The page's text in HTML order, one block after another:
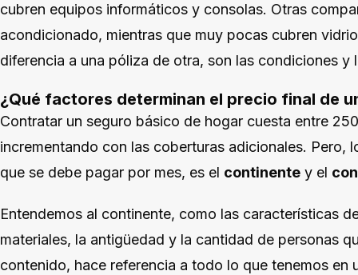
cubren equipos informáticos y consolas. Otras
acondicionado, mientras que muy pocas cubren
diferencia a una póliza de otra, son las condiciones y
¿Qué factores determinan el precio final de
Contratar un seguro básico de hogar cuesta entre
incrementando con las coberturas adicionales. Pero,
que se debe pagar por mes, es el continente y el
Entendemos al continente, como las características
materiales, la antigüedad y la cantidad de personas
contenido, hace referencia a todo lo que tenemos en